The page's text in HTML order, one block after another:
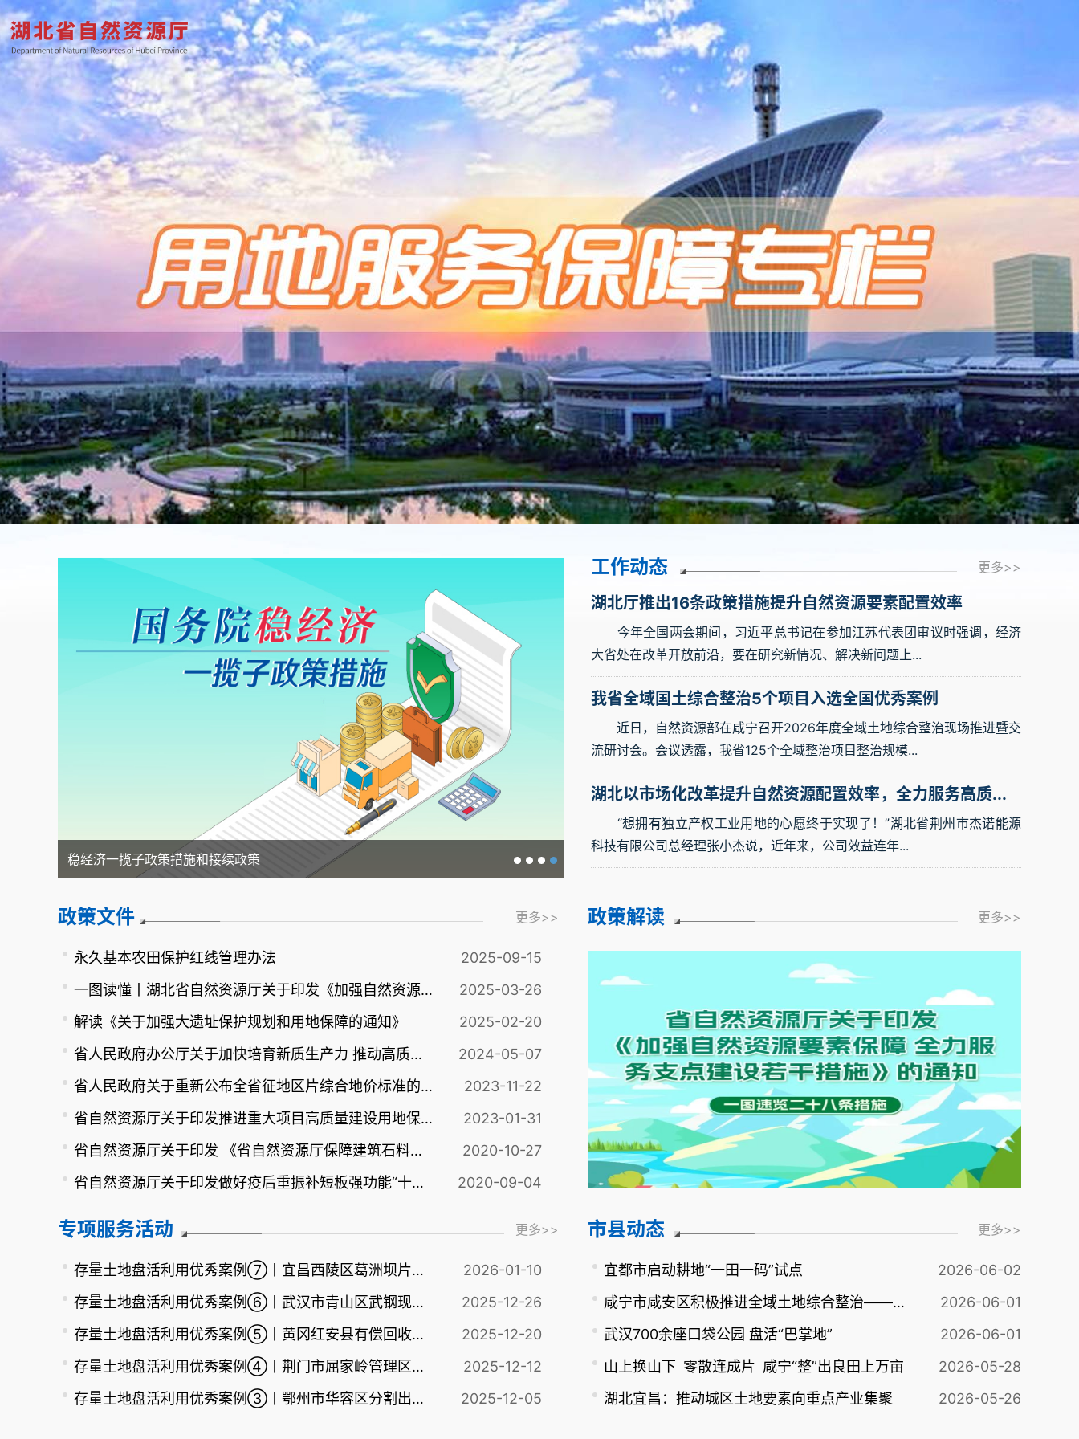
荆楚大地的绿色嬗变 湖北全域国土综合整治纪实
工作动态 更多>>
湖北厅推出16条政策措施提升自然资源要素配置效率
今年全国两会期间，习近平总书记在参加江苏代表团审议时强调，经济
大省处在改革开放前沿，要在研究新情况、解决新问题上...
我省全域国土综合整治5个项目入选全国优秀案例
近日，自然资源部在咸宁召开2026年度全域土地综合整治现场推进暨交
流研讨会。会议透露，我省125个全域整治项目整治规模...
湖北以市场化改革提升自然资源配置效率，全力服务高质...
“想拥有独立产权工业用地的心愿终于实现了！”湖北省荆州市杰诺能源
科技有限公司总经理张小杰说，近年来，公司效益连年...
政策文件 更多>>
永久基本农田保护红线管理办法
2025-09-15
一图读懂丨湖北省自然资源厅关于印发《加强自然资源要素保障 全力服务支点建设若干措施》的通知
2025-03-26
解读《关于加强大遗址保护规划和用地保障的通知》
2025-02-20
省人民政府办公厅关于加快培育新质生产力 推动高质量发展的实施意见
2024-05-07
​省人民政府关于重新公布全省征地区片综合地价标准的通知
2023-11-22
省自然资源厅关于印发推进重大项目高质量建设用地保障工作方案的通知
2023-01-31
省自然资源厅关于印发 《省自然资源厅保障建筑石料供应能力提升三年行动方案》的通知
2020-10-27
省自然资源厅关于印发做好疫后重振补短板强功能“十大工程”自然资源要素保障工作方案的通知
2020-09-04
政策解读 更多>>
专项服务活动 更多>>
存量土地盘活利用优秀案例⑦丨宜昌西陵区葛洲坝片区低效用地再开发案例
2026-01-10
存量土地盘活利用优秀案例⑥丨武汉市青山区武钢现代产业园提容增效 低效用地再开发
2025-12-26
存量土地盘活利用优秀案例⑤丨黄冈红安县有偿回收盘活闲置土地
2025-12-20
存量土地盘活利用优秀案例④丨荆门市屈家岭管理区有偿回收后再出让盘活闲置土地
2025-12-12
存量土地盘活利用优秀案例③丨鄂州市华容区分割出让盘活闲置土地
2025-12-05
市县动态 更多>>
宜都市启动耕地“一田一码”试点
2026-06-02
咸宁市咸安区积极推进全域土地综合整治——一块土地激活“六大价值”
2026-06-01
武汉700余座口袋公园 盘活“巴掌地”
2026-06-01
山上换山下 零散连成片 咸宁“整”出良田上万亩
2026-05-28
湖北宜昌：推动城区土地要素向重点产业集聚
2026-05-26